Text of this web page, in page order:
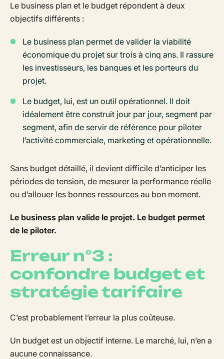
Le business plan et le budget répondent à deux
objectifs différents :
Le business plan permet de valider la viabilité
économique du projet sur trois à cinq ans. Il rassure
les investisseurs, les banques et les porteurs du
projet.
Le budget, lui, est un outil opérationnel. Il doit
idéalement être construit jour par jour, segment par
segment, afin de servir de référence pour piloter
l’activité commerciale, marketing et opérationnelle.
Sans budget détaillé, il devient difficile d’anticiper les
périodes de tension, de mesurer la performance réelle
ou d’allouer les bonnes ressources au bon moment.
Le business plan valide le projet. Le budget permet
de le piloter.
Erreur n°3 :
confondre budget et
stratégie tarifaire
C’est probablement l’erreur la plus coûteuse.
Un budget est un objectif interne. Le marché, lui, n’en a
aucune connaissance.